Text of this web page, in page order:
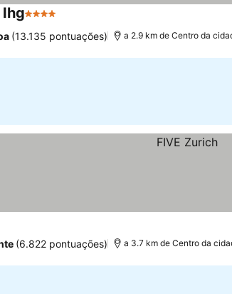
4 Estrelas
(13.135 pontuações) a 2.9 km de Centro da
(6.822 pontuações) a 3.7 km de Centro da